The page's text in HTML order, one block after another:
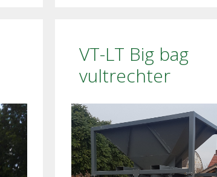
VT-LT Big bag
vultrechter